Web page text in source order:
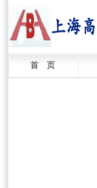
首 页